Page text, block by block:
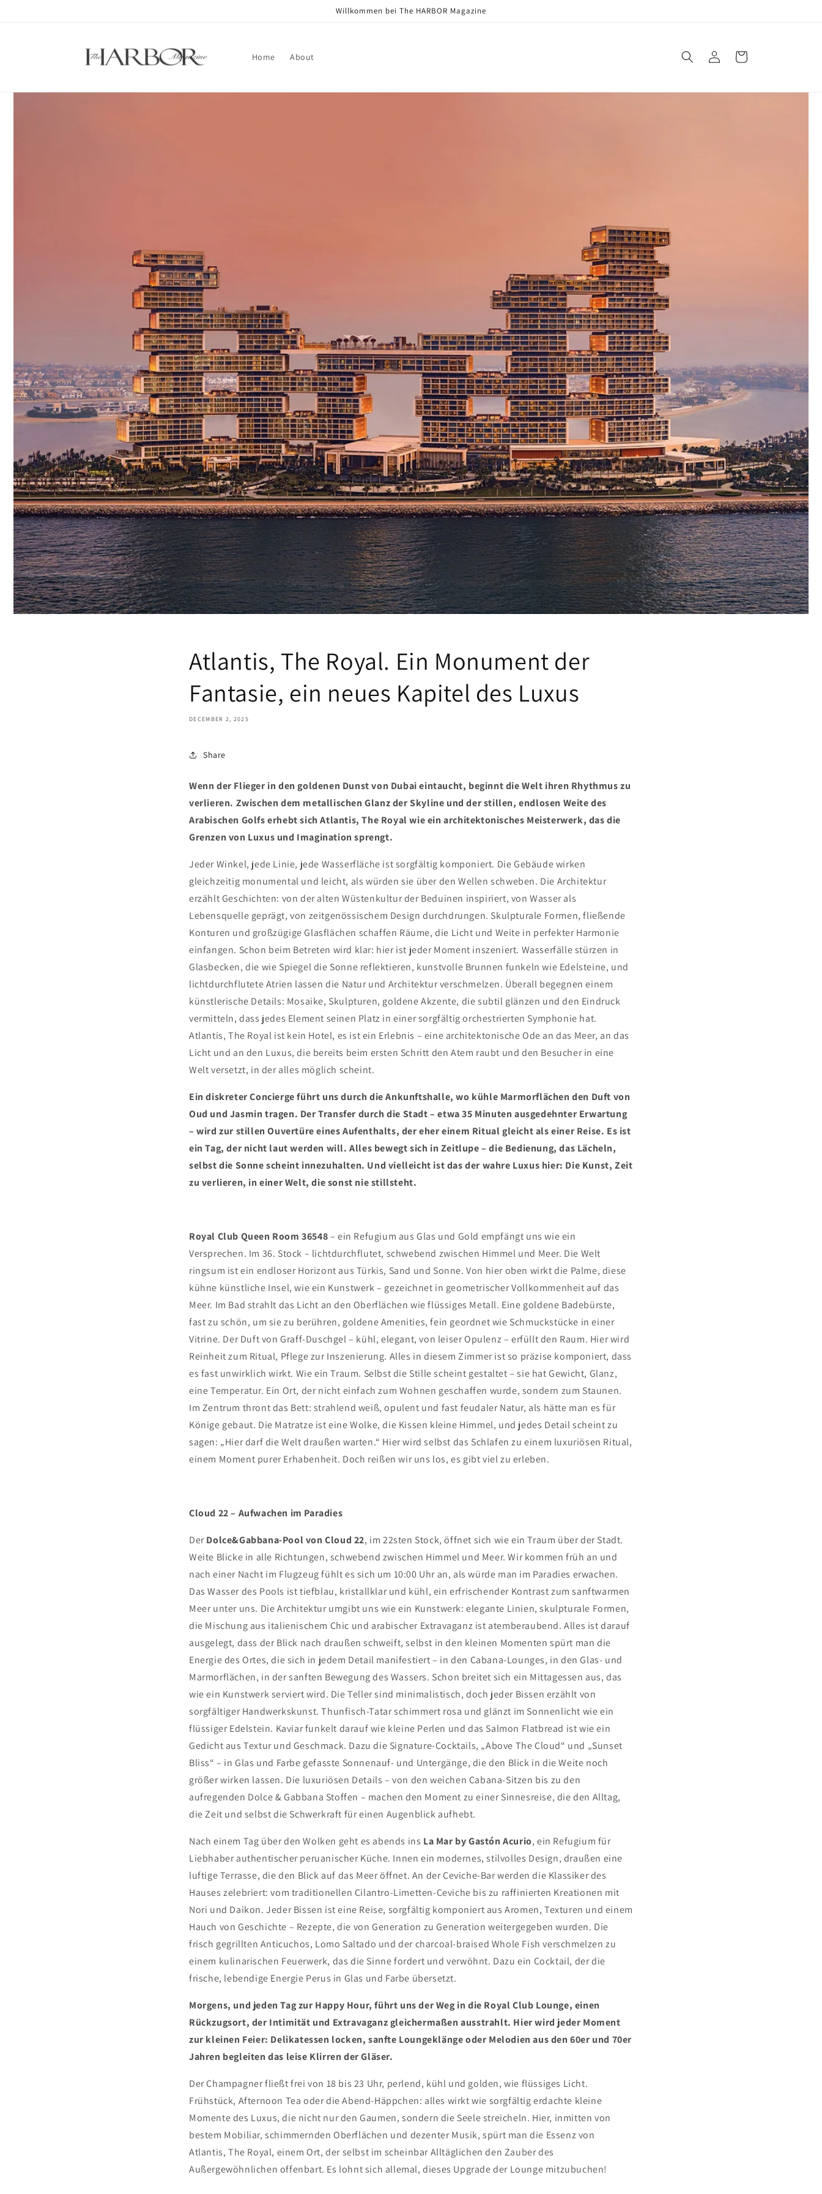
Willkommen bei The HARBOR Magazine
Home About
Log
in
Cart
Atlantis, The Royal. Ein Monument der
Fantasie, ein neues Kapitel des Luxus
DECEMBER 2, 2025
Share
Wenn der Flieger in den goldenen Dunst von Dubai eintaucht, beginnt die Welt ihren Rhythmus zu
verlieren. Zwischen dem metallischen Glanz der Skyline und der stillen, endlosen Weite des
Arabischen Golfs erhebt sich Atlantis, The Royal wie ein architektonisches Meisterwerk, das die
Grenzen von Luxus und Imagination sprengt.
Jeder Winkel, jede Linie, jede Wasserfläche ist sorgfältig komponiert. Die Gebäude wirken
gleichzeitig monumental und leicht, als würden sie über den Wellen schweben. Die Architektur
erzählt Geschichten: von der alten Wüstenkultur der Beduinen inspiriert, von Wasser als
Lebensquelle geprägt, von zeitgenössischem Design durchdrungen. Skulpturale Formen, fließende
Konturen und großzügige Glasflächen schaffen Räume, die Licht und Weite in perfekter Harmonie
einfangen. Schon beim Betreten wird klar: hier ist jeder Moment inszeniert. Wasserfälle stürzen in
Glasbecken, die wie Spiegel die Sonne reflektieren, kunstvolle Brunnen funkeln wie Edelsteine, und
lichtdurchflutete Atrien lassen die Natur und Architektur verschmelzen. Überall begegnen einem
künstlerische Details: Mosaike, Skulpturen, goldene Akzente, die subtil glänzen und den Eindruck
vermitteln, dass jedes Element seinen Platz in einer sorgfältig orchestrierten Symphonie hat.
Atlantis, The Royal ist kein Hotel, es ist ein Erlebnis – eine architektonische Ode an das Meer, an das
Licht und an den Luxus, die bereits beim ersten Schritt den Atem raubt und den Besucher in eine
Welt versetzt, in der alles möglich scheint.
Ein diskreter Concierge führt uns durch die Ankunftshalle, wo kühle Marmorflächen den Duft von
Oud und Jasmin tragen. Der Transfer durch die Stadt – etwa 35 Minuten ausgedehnter Erwartung
– wird zur stillen Ouvertüre eines Aufenthalts, der eher einem Ritual gleicht als einer Reise. Es ist
ein Tag, der nicht laut werden will. Alles bewegt sich in Zeitlupe – die Bedienung, das Lächeln,
selbst die Sonne scheint innezuhalten. Und vielleicht ist das der wahre Luxus hier: Die Kunst, Zeit
zu verlieren, in einer Welt, die sonst nie stillsteht.
Royal Club Queen Room 36548– ein Refugium aus Glas und Gold empfängt uns wie ein
Versprechen. Im 36. Stock – lichtdurchflutet, schwebend zwischen Himmel und Meer. Die Welt
ringsum ist ein endloser Horizont aus Türkis, Sand und Sonne. Von hier oben wirkt die Palme, diese
kühne künstliche Insel, wie ein Kunstwerk – gezeichnet in geometrischer Vollkommenheit auf das
Meer. Im Bad strahlt das Licht an den Oberflächen wie flüssiges Metall. Eine goldene Badebürste,
fast zu schön, um sie zu berühren, goldene Amenities, fein geordnet wie Schmuckstücke in einer
Vitrine. Der Duft von Graff-Duschgel – kühl, elegant, von leiser Opulenz – erfüllt den Raum. Hier wird
Reinheit zum Ritual, Pflege zur Inszenierung. Alles in diesem Zimmer ist so präzise komponiert, dass
es fast unwirklich wirkt. Wie ein Traum. Selbst die Stille scheint gestaltet – sie hat Gewicht, Glanz,
eine Temperatur. Ein Ort, der nicht einfach zum Wohnen geschaffen wurde, sondern zum Staunen.
Im Zentrum thront das Bett: strahlend weiß, opulent und fast feudaler Natur, als hätte man es für
Könige gebaut. Die Matratze ist eine Wolke, die Kissen kleine Himmel, und jedes Detail scheint zu
sagen: „Hier darf die Welt draußen warten.“ Hier wird selbst das Schlafen zu einem luxuriösen Ritual,
einem Moment purer Erhabenheit. Doch reißen wir uns los, es gibt viel zu erleben.
Cloud 22 – Aufwachen im Paradies
DerDolce&Gabbana-Pool von Cloud 22, im 22sten Stock, öffnet sich wie ein Traum über der Stadt.
Weite Blicke in alle Richtungen, schwebend zwischen Himmel und Meer. Wir kommen früh an und
nach einer Nacht im Flugzeug fühlt es sich um 10:00 Uhr an, als würde man im Paradies erwachen.
Das Wasser des Pools ist tiefblau, kristallklar und kühl, ein erfrischender Kontrast zum sanftwarmen
Meer unter uns. Die Architektur umgibt uns wie ein Kunstwerk: elegante Linien, skulpturale Formen,
die Mischung aus italienischem Chic und arabischer Extravaganz ist atemberaubend. Alles ist darauf
ausgelegt, dass der Blick nach draußen schweift, selbst in den kleinen Momenten spürt man die
Energie des Ortes, die sich in jedem Detail manifestiert – in den Cabana-Lounges, in den Glas- und
Marmorflächen, in der sanften Bewegung des Wassers. Schon breitet sich ein Mittagessen aus, das
wie ein Kunstwerk serviert wird. Die Teller sind minimalistisch, doch jeder Bissen erzählt von
sorgfältiger Handwerkskunst. Thunfisch-Tatar schimmert rosa und glänzt im Sonnenlicht wie ein
flüssiger Edelstein. Kaviar funkelt darauf wie kleine Perlen und das Salmon Flatbread ist wie ein
Gedicht aus Textur und Geschmack. Dazu die Signature-Cocktails, „Above The Cloud“ und „Sunset
Bliss“ – in Glas und Farbe gefasste Sonnenauf- und Untergänge, die den Blick in die Weite noch
größer wirken lassen. Die luxuriösen Details – von den weichen Cabana-Sitzen bis zu den
aufregenden Dolce & Gabbana Stoffen – machen den Moment zu einer Sinnesreise, die den Alltag,
die Zeit und selbst die Schwerkraft für einen Augenblick aufhebt.
Nach einem Tag über den Wolken geht es abends ins La Mar by Gastón Acurio, ein Refugium für
Liebhaber authentischer peruanischer Küche. Innen ein modernes, stilvolles Design, draußen eine
luftige Terrasse, die den Blick auf das Meer öffnet. An der Ceviche-Bar werden die Klassiker des
Hauses zelebriert: vom traditionellen Cilantro-Limetten-Ceviche bis zu raffinierten Kreationen mit
Nori und Daikon. Jeder Bissen ist eine Reise, sorgfältig komponiert aus Aromen, Texturen und einem
Hauch von Geschichte – Rezepte, die von Generation zu Generation weitergegeben wurden. Die
frisch gegrillten Anticuchos, Lomo Saltado und der charcoal-braised Whole Fish verschmelzen zu
einem kulinarischen Feuerwerk, das die Sinne fordert und verwöhnt. Dazu ein Cocktail, der die
frische, lebendige Energie Perus in Glas und Farbe übersetzt.
Morgens, und jeden Tag zur Happy Hour, führt uns der Weg in die Royal Club Lounge, einen
Rückzugsort, der Intimität und Extravaganz gleichermaßen ausstrahlt. Hier wird jeder Moment
zur kleinen Feier: Delikatessen locken, sanfte Loungeklänge oder Melodien aus den 60er und 70er
Jahren begleiten das leise Klirren der Gläser.
Der Champagner fließt frei von 18 bis 23 Uhr, perlend, kühl und golden, wie flüssiges Licht.
Frühstück, Afternoon Tea oder die Abend-Häppchen: alles wirkt wie sorgfältig erdachte kleine
Momente des Luxus, die nicht nur den Gaumen, sondern die Seele streicheln. Hier, inmitten von
bestem Mobiliar, schimmernden Oberflächen und dezenter Musik, spürt man die Essenz von
Atlantis, The Royal, einem Ort, der selbst im scheinbar Alltäglichen den Zauber des
Außergewöhnlichen offenbart. Es lohnt sich allemal, dieses Upgrade der Lounge mitzubuchen!